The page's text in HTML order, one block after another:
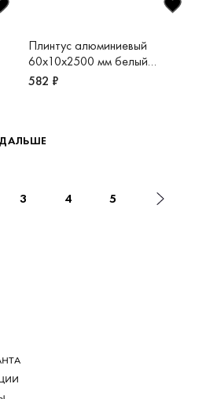
Плинтус алюминиевый
60х10х2500 мм белый
матовый RAL9016 Adhesive
582 ₽
ДАЛЬШЕ
3 4 5